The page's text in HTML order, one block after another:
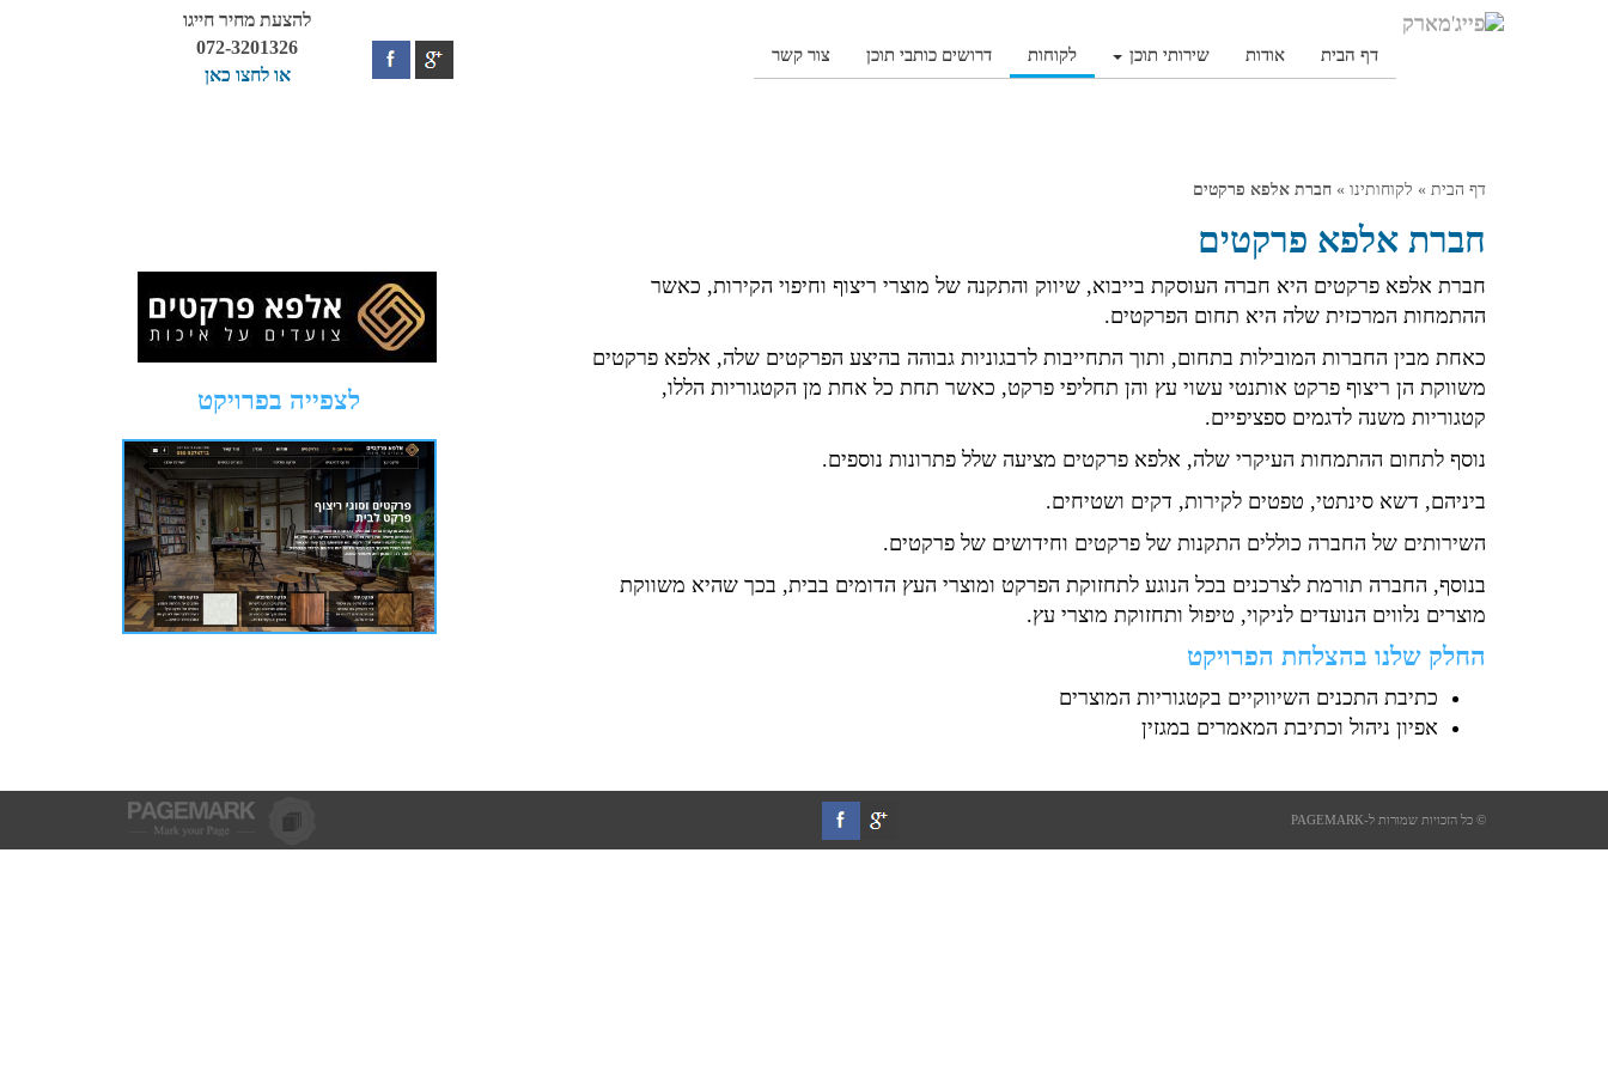
דף הבית אודות שירותי תוכן לקוחות דרושים כותבי תוכן צור קשר
להצעת מחיר חייגו
072-3201326
או לחצו כאן
דף הבית » לקוחותינו » חברת אלפא פרקטים
חברת אלפא פרקטים
חברת אלפא פרקטים היא חברה העוסקת בייבוא, שיווק והתקנה של מוצרי ריצוף וחיפוי הקירות, כאשר
ההתמחות המרכזית שלה היא תחום הפרקטים.
כאחת מבין החברות המובילות בתחום, ותוך התחייבות לרבגוניות גבוהה בהיצע הפרקטים שלה, אלפא פרקטים
משווקת הן ריצוף פרקט אותנטי עשוי עץ והן תחליפי פרקט, כאשר תחת כל אחת מן הקטגוריות הללו,
קטגוריות משנה לדגמים ספציפיים.
נוסף לתחום ההתמחות העיקרי שלה, אלפא פרקטים מציעה שלל פתרונות נוספים.
ביניהם, דשא סינתטי, טפטים לקירות, דקים ושטיחים.
השירותים של החברה כוללים התקנות של פרקטים וחידושים של פרקטים.
בנוסף, החברה תורמת לצרכנים בכל הנוגע לתחזוקת הפרקט ומוצרי העץ הדומים בבית, בכך שהיא משווקת
מוצרים נלווים הנועדים לניקוי, טיפול ותחזוקת מוצרי עץ.
החלק שלנו בהצלחת הפרויקט
כתיבת התכנים השיווקיים בקטגוריות המוצרים
אפיון ניהול וכתיבת המאמרים במגזין
לצפייה בפרויקט
© כל הזכויות שמורות ל-PAGEMARK